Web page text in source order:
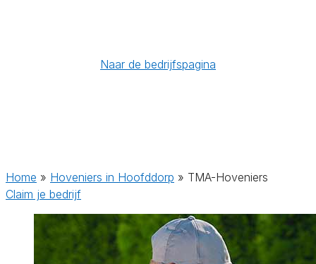
Naar de bedrijfspagina
Home » Hoveniers in Hoofddorp » TMA-Hoveniers
Claim je bedrijf